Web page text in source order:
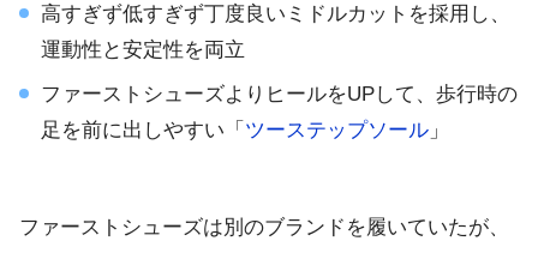
高すぎず低すぎず丁度良いミドルカット を採用し、
運動性と安定性を両立
ファーストシューズよりヒールをUPして、 歩行時の
足を前に出しやすい 「 ツーステップソール 」
ファーストシューズは別のブランドを履いていたが、